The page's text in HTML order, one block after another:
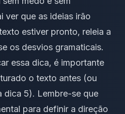
ver que as ideias irão
estiver pronto, releia a
os desvios gramaticais.
essa dica, é importante
o texto antes (ou
dica 5). Lembre-se que
para definir a direção